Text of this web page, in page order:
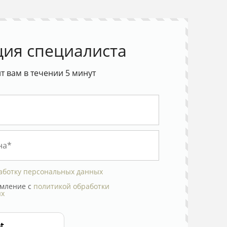
специалиста
вам в течении 5 минут
персональных данных
с политикой обработки